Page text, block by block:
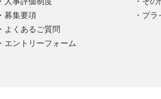
募集要項
よくあるご質問
エントリーフォーム
プラ